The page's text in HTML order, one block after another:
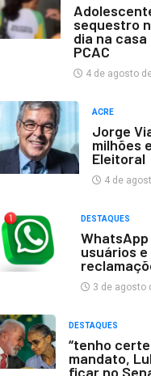
sequestro
dia na
PCAC
4 de agosto
ACRE
Jorge
milhões
Eleitoral
4 de
DESTAQUES
usuários
3 de agosto
DESTAQUES
“tenho
mandato,
ficar no